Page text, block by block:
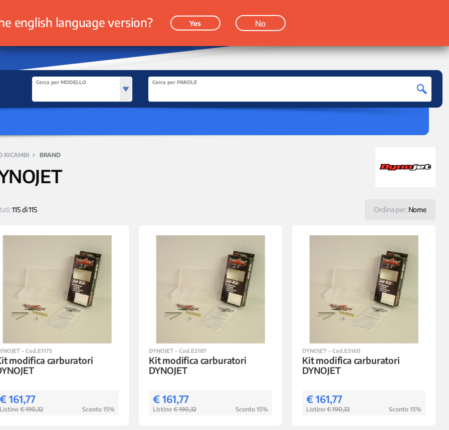
Cerca per MODELLO Cerca per PAROLE
RICAMBI › BRAND
Ordina per: Nome
115 di 115
- Cod.E1175
modifica carburatori
161,77
€ 190,32 Sconto 15%
DYNOJET - Cod.E2187
Kit modifica carburatori
DYNOJET
€ 161,77
Listino € 190,32 Sconto 15%
DYNOJET - Cod.E3160
Kit modifica carburatori
DYNOJET
€ 161,77
Listino € 190,32 Sconto 15%
english language version? Yes No